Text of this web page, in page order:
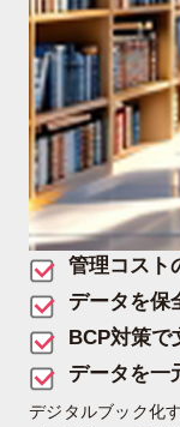
管理コスト
データを保
BCP対策で
データを一
デジタルブック化